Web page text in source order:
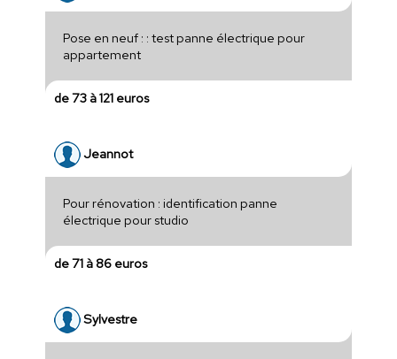
Pose en neuf : : test panne électrique pour
appartement
de 73 à 121 euros
Jeannot
Pour rénovation : identification panne
électrique pour studio
de 71 à 86 euros
Sylvestre